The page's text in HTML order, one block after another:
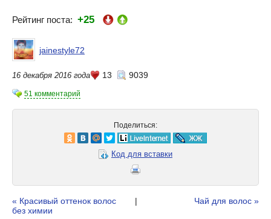
Рейтинг поста: +25
jainestyle72
16 декабря 2016 года 13 9039
51 комментарий
Поделиться:
Код для вставки
« Красивый оттенок волос
без химии
| Чай для волос »